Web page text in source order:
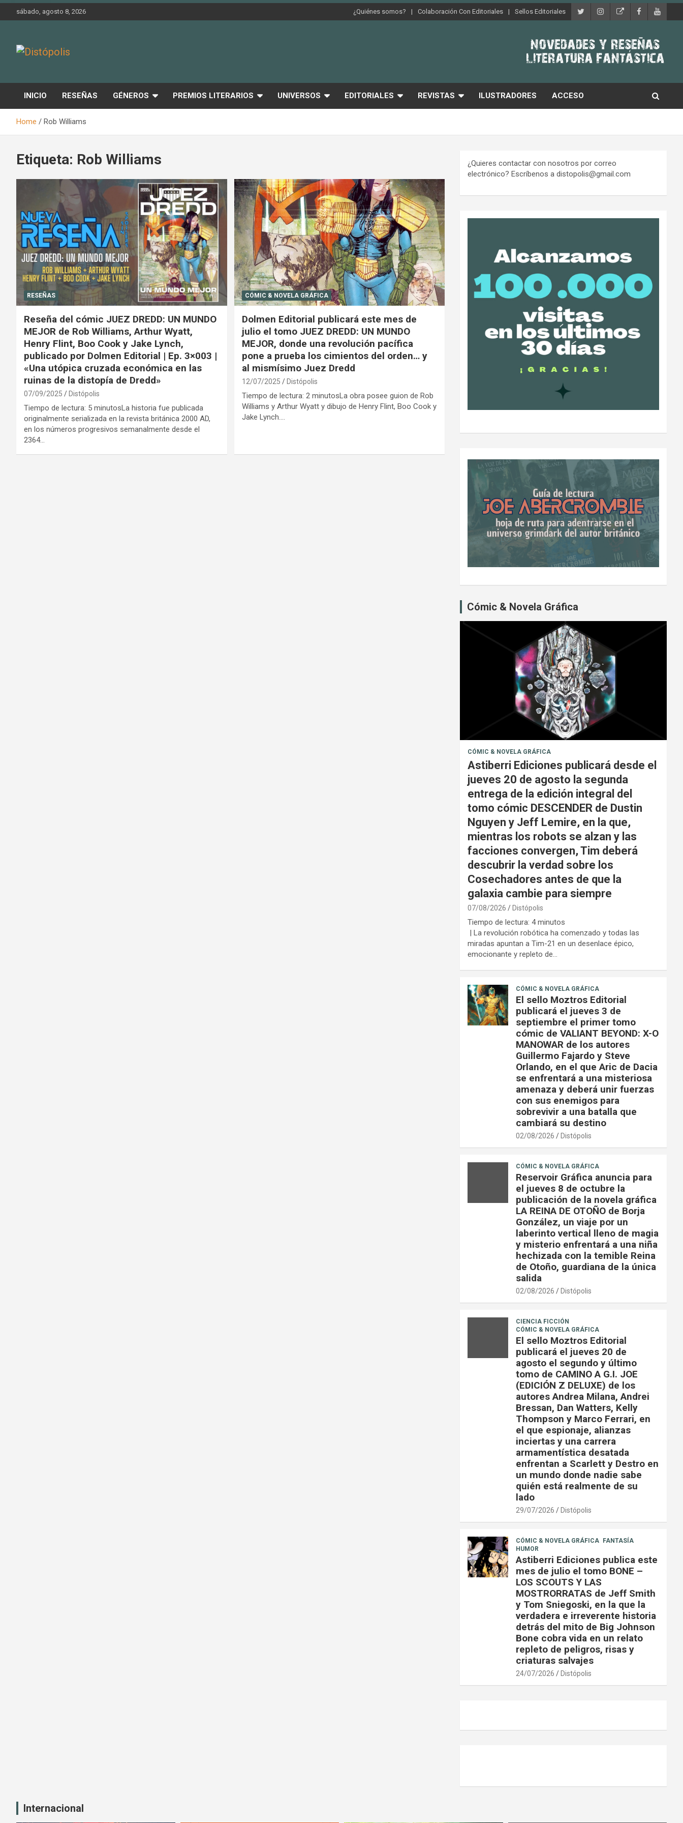
Skip
sábado, agosto 8, 2026 ¿Quiénes somos? Colaboración Con Editoriales Sellos Editoriales
INICIO RESEÑAS GÉNEROS PREMIOS LITERARIOS UNIVERSOS EDITORIALES REVISTAS ILUSTRADORES ACCESO
Home Rob Williams
Etiqueta: Rob Williams
RESEÑAS
Reseña del cómic JUEZ DREDD: UN MUNDO
MEJOR de Rob Williams, Arthur Wyatt,
Henry Flint, Boo Cook y Jake Lynch,
publicado por Dolmen Editorial | Ep. 3×003 |
«Una utópica cruzada económica en las
ruinas de la distopía de Dredd»
07/09/2025 Distópolis
Tiempo de lectura: 5 minutosLa historia fue publicada
originalmente serializada en la revista británica 2000 AD,
en los números progresivos semanalmente desde el
2364…
CÓMIC & NOVELA GRÁFICA
Dolmen Editorial publicará este mes de
julio el tomo JUEZ DREDD: UN MUNDO
MEJOR, donde una revolución pacífica
pone a prueba los cimientos del orden… y
al mismísimo Juez Dredd
12/07/2025 Distópolis
Tiempo de lectura: 2 minutosLa obra posee guion de Rob
Williams y Arthur Wyatt y dibujo de Henry Flint, Boo Cook y
Jake Lynch.…
¿Quieres contactar con nosotros por correo
electrónico? Escríbenos a distopolis@gmail.com
Cómic & Novela Gráfica
CÓMIC & NOVELA GRÁFICA
Astiberri Ediciones publicará desde el
jueves 20 de agosto la segunda
entrega de la edición integral del
tomo cómic DESCENDER de Dustin
Nguyen y Jeff Lemire, en la que,
mientras los robots se alzan y las
facciones convergen, Tim deberá
descubrir la verdad sobre los
Cosechadores antes de que la
galaxia cambie para siempre
07/08/2026 Distópolis
Tiempo de lectura: 4 minutos
| La revolución robótica ha comenzado y todas las
miradas apuntan a Tim-21 en un desenlace épico,
emocionante y repleto de…
CÓMIC & NOVELA GRÁFICA
El sello Moztros Editorial
publicará el jueves 3 de
septiembre el primer tomo
cómic de VALIANT BEYOND: X-O
MANOWAR de los autores
Guillermo Fajardo y Steve
Orlando, en el que Aric de Dacia
se enfrentará a una misteriosa
amenaza y deberá unir fuerzas
con sus enemigos para
sobrevivir a una batalla que
cambiará su destino
02/08/2026 Distópolis
CÓMIC & NOVELA GRÁFICA
Reservoir Gráfica anuncia para
el jueves 8 de octubre la
publicación de la novela gráfica
LA REINA DE OTOÑO de Borja
González, un viaje por un
laberinto vertical lleno de magia
y misterio enfrentará a una niña
hechizada con la temible Reina
de Otoño, guardiana de la única
salida
02/08/2026 Distópolis
CIENCIA FICCIÓN
CÓMIC & NOVELA GRÁFICA
El sello Moztros Editorial
publicará el jueves 20 de
agosto el segundo y último
tomo de CAMINO A G.I. JOE
(EDICIÓN Z DELUXE) de los
autores Andrea Milana, Andrei
Bressan, Dan Watters, Kelly
Thompson y Marco Ferrari, en
el que espionaje, alianzas
inciertas y una carrera
armamentística desatada
enfrentan a Scarlett y Destro en
un mundo donde nadie sabe
quién está realmente de su
lado
29/07/2026 Distópolis
CÓMIC & NOVELA GRÁFICA
FANTASÍA
HUMOR
Astiberri Ediciones publica este
mes de julio el tomo BONE –
LOS SCOUTS Y LAS
MOSTRORRATAS de Jeff Smith
y Tom Sniegoski, en la que la
verdadera e irreverente historia
detrás del mito de Big Johnson
Bone cobra vida en un relato
repleto de peligros, risas y
criaturas salvajes
24/07/2026 Distópolis
Internacional